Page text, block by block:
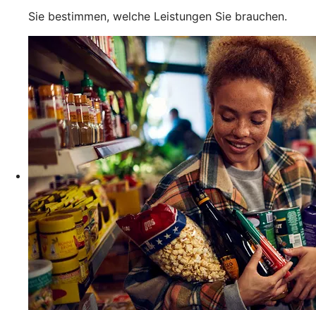
Sie bestimmen, welche Leistungen Sie brauchen.